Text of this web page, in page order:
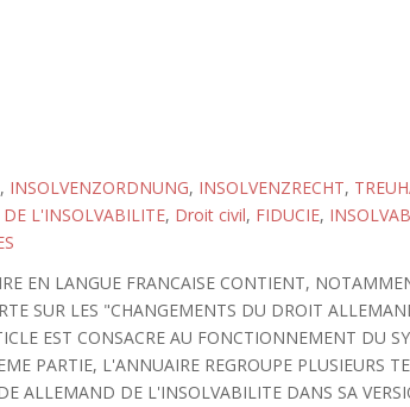
, INSOLVENZORDNUNG, INSOLVENZRECHT,
L'INSOLVABILITE, Droit civil, FIDUCIE,
EN LANGUE FRANCAISE CONTIENT,
SUR LES "CHANGEMENTS DU DROIT
EST CONSACRE AU FONCTIONNEMENT DU
PARTIE, L'ANNUAIRE REGROUPE PLUSIEURS
ALLEMAND DE L'INSOLVABILITE DANS SA